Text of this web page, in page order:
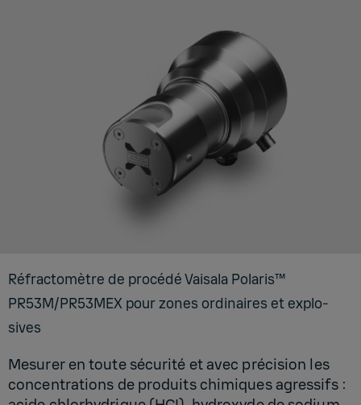
Réfrac­to­mètre de pro­cédé Vai­sala Pola­ris™
PR53M/PR53­MEX pour zones ordi­naires et explo­
sives
Mesurer en toute sécurité et avec précision les
concentrations de produits chimiques agressifs :